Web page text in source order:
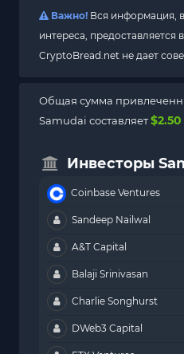
Важно! Вся информация,
интереса,
CryptoBread.net не дает
Общая сумма
Samudai составляет$2.50
Инвесторы
Coinbase Ventures
Sandeep Nailwal
A&T Capital
Balaji Srinivasan
Charlie Songhurst
DWeb3 Capital